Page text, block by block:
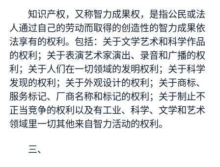
知识产权，又称智力成果权，是指公民或法
人通过自己的劳动而取得的创造性的智力成果依
法享有的权利。包括：关于文学艺术和科学作品
的权利；关于表演艺术家演出、录音和广播的权
利；关于人们在一切领域的发明权利；关于科学
发现的权利；关于外观设计的权利；关于商标、
服务标记、厂商名称和标记的权利；关于制止不
正当竞争的权利以及有工业、科学、文学和艺术
领域里一切其他来自智力活动的权利。
三、